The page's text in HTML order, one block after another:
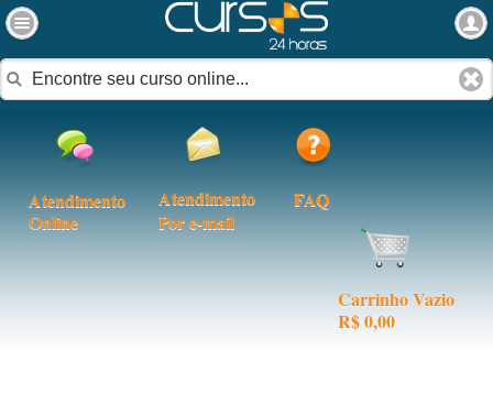
Atendimento
Online
Atendimento
Por e-mail
FAQ
Carrinho Vazio
R$ 0,00